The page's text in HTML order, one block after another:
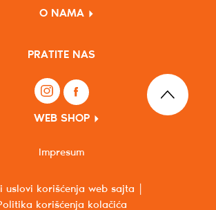
O NAMA
PRATITE NAS
WEB SHOP
uslovi korišćenja web sajta
korišćenja kolačića
Impresum